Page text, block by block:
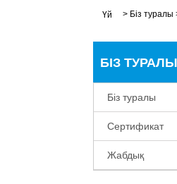
Үй > Біз туралы
БІЗ ТУРАЛЫ
Біз туралы
Сертификат
Жабдық